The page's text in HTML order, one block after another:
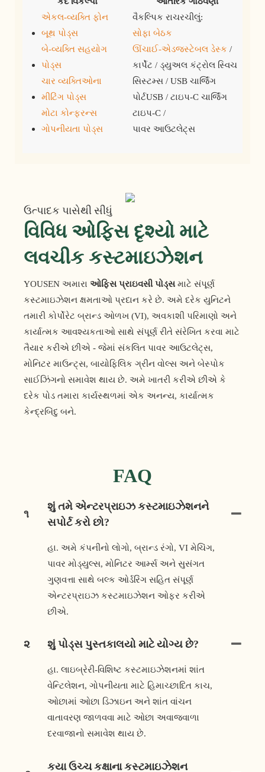
એકલ-વ્યક્તિ ફોન
બૂથ પોડ્સ
બે-વ્યક્તિ સહયોગ
પોડ્સ
ચાર વ્યક્તિઓના
મીટિંગ પોડ્સ
મોટા કોન્ફરન્સ
ગોપનીયતા પોડ્સ
વૈકલ્પિક રાચરચીલું:
સોફા બેઠક
ઊંચાઈ-એડજસ્ટેબલ ડેસ્ક /
કાર્પેટ / ડ્યુઅલ કંટ્રોલ સ્વિચ
સિસ્ટમ્સ / USB ચાર્જિંગ
પોર્ટUSB / ટાઇપ-C ચાર્જિંગ
ટાઇપ-C /
પાવર આઉટલેટ્સ
ઉત્પાદક પાસેથી સીધું
વિવિધ ઓફિસ દૃશ્યો માટે
લવચીક કસ્ટમાઇઝેશન
YOUSEN અમારા ઓફિસ પ્રાઇવસી પોડ્સમાટે સંપૂર્ણ
કસ્ટમાઇઝેશન ક્ષમતાઓ પ્રદાન કરે છે. અમે દરેક યુનિટને
તમારી કોર્પોરેટ બ્રાન્ડ ઓળખ (VI), અવકાશી પરિમાણો અને
કાર્યાત્મક આવશ્યકતાઓ સાથે સંપૂર્ણ રીતે સંરેખિત કરવા માટે
તૈયાર કરીએ છીએ - જેમાં સંકલિત પાવર આઉટલેટ્સ,
મોનિટર માઉન્ટ્સ, બાયોફિલિક ગ્રીન વોલ્સ અને બેસ્પોક
સાઈઝિંગનો સમાવેશ થાય છે. અમે ખાતરી કરીએ છીએ કે
દરેક પોડ તમારા કાર્યસ્થળમાં એક અનન્ય, કાર્યાત્મક
કેન્દ્રબિંદુ બને.
FAQ
૧
શું તમે એન્ટરપ્રાઇઝ કસ્ટમાઇઝેશનને
સપોર્ટ કરો છો?
હા. અમે કંપનીનો લોગો, બ્રાન્ડ રંગો, VI મેચિંગ,
પાવર મોડ્યુલ્સ, મોનિટર આર્મ્સ અને સુસંગત
ગુણવત્તા સાથે બલ્ક ઓર્ડરિંગ સહિત સંપૂર્ણ
એન્ટરપ્રાઇઝ કસ્ટમાઇઝેશન ઓફર કરીએ
છીએ.
૨ શું પોડ્સ પુસ્તકાલયો માટે યોગ્ય છે?
હા. લાઇબ્રેરી-વિશિષ્ટ કસ્ટમાઇઝેશનમાં શાંત
વેન્ટિલેશન, ગોપનીયતા માટે હિમાચ્છાદિત કાચ,
ઓછામાં ઓછા ડિઝાઇન અને શાંત વાંચન
વાતાવરણ જાળવવા માટે ઓછા અવાજવાળા
દરવાજાનો સમાવેશ થાય છે.
કયા ઉચ્ચ કક્ષાના કસ્ટમાઇઝેશન